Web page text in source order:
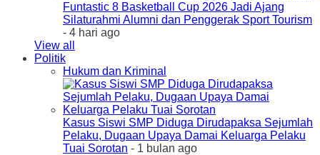
Funtastic 8 Basketball Cup 2026 Jadi Ajang
Silaturahmi Alumni dan Penggerak Sport Tourism
- 4 hari ago
View all
Politik
Hukum dan Kriminal
Kasus Siswi SMP Diduga Dirudapaksa Sejumlah
Pelaku, Dugaan Upaya Damai Keluarga Pelaku
Tuai Sorotan - 1 bulan ago